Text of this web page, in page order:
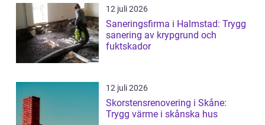
12 juli 2026
Saneringsfirma i Halmstad: Trygg
sanering av krypgrund och
fuktskador
12 juli 2026
Skorstensrenovering i Skåne:
Trygg värme i skånska hus